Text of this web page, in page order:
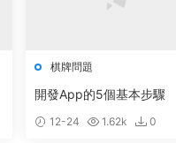
棋牌問題
開發App的5個基本步驟
12-24 1.62k 0